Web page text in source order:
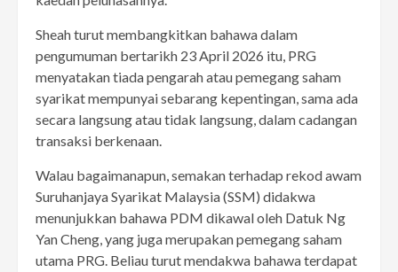
Sheah turut membangkitkan bahawa dalam
pengumuman bertarikh 23 April 2026 itu, PRG
menyatakan tiada pengarah atau pemegang saham
syarikat mempunyai sebarang kepentingan, sama ada
secara langsung atau tidak langsung, dalam cadangan
transaksi berkenaan.
Walau bagaimanapun, semakan terhadap rekod awam
Suruhanjaya Syarikat Malaysia (SSM) didakwa
menunjukkan bahawa PDM dikawal oleh Datuk Ng
Yan Cheng, yang juga merupakan pemegang saham
utama PRG. Beliau turut mendakwa bahawa terdapat